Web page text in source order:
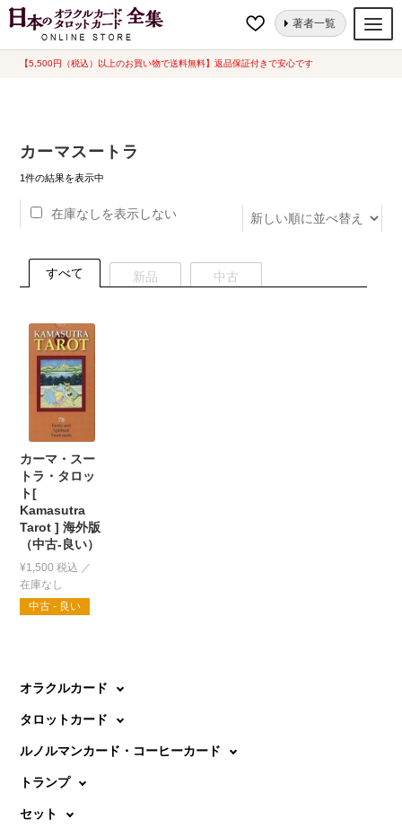
【5,500円（税込）以上のお買い物で送料無料】返品保証付きで安心です
ナ
コ
著者一覧
オラクルカード
ルノルマンカード
トランプ
セット
希少品
書籍
カード関連グッズ
ホーム “カーマスートラ”にタグ付けされた商品
カーマスートラ
1件の結果を表示中
在庫なしを表示しない
すべて 新品 中古
カーマ・スー
トラ・タロッ
ト[
Kamasutra
Tarot ] 海外版
（中古-良い）
¥1,500 税込
中古 - 良い
オラクルカード
タロットカード
ルノルマンカード・コーヒーカード
トランプ
セット